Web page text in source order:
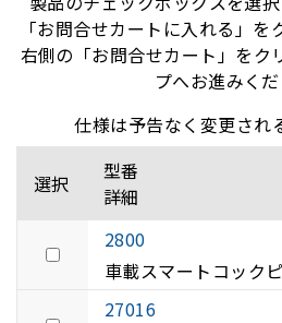
「お問合せカートに入れる」を
右側の「お問合せカート」をク
プへお進みくだ
仕様は予告なく変更され
選択
型番
詳細
2800
車載スマートコック
27016